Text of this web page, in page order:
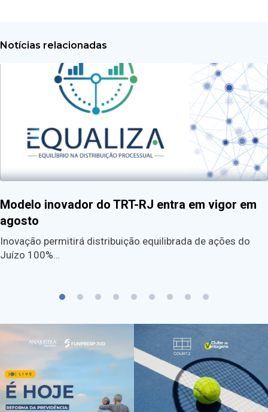
Notícias relacionadas
Modelo inovador do TRT-RJ entra em vigor em
agosto
Inovação permitirá distribuição equilibrada de ações do
Juízo 100%…